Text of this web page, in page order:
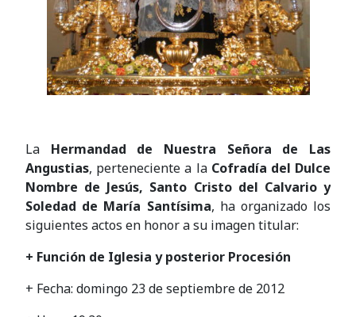
La Hermandad de Nuestra Señora de Las
Angustias, perteneciente a laCofradía del Dulce
Nombre de Jesús, Santo Cristo del Calvario y
Soledad de María Santísima, ha organizado los
siguientes actos en honor a su imagen titular:
+ Función de Iglesia y posterior Procesión
+ Fecha: domingo 23 de septiembre de 2012